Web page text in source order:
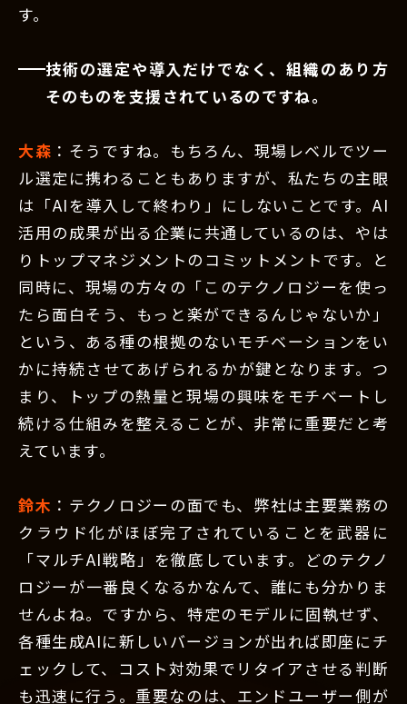
す。
技術の選定や導入だけでなく、組織のあり方
そのものを支援されているのですね。
大森 ：そうですね。もちろん、現場レベルでツー
ル選定に携わることもありますが、私たちの主眼
は「AIを導入して終わり」にしないことです。AI
活用の成果が出る企業に共通しているのは、やは
りトップマネジメントのコミットメントです。と
同時に、現場の方々の「このテクノロジーを使っ
たら面白そう、もっと楽ができるんじゃないか」
という、ある種の根拠のないモチベーションをい
かに持続させてあげられるかが鍵となります。つ
まり、トップの熱量と現場の興味をモチベートし
続ける仕組みを整えることが、非常に重要だと考
えています。
鈴木 ：テクノロジーの面でも、弊社は主要業務の
クラウド化がほぼ完了されていることを武器に
「マルチAI戦略」を徹底しています。どのテクノ
ロジーが一番良くなるかなんて、誰にも分かりま
せんよね。ですから、特定のモデルに固執せず、
各種生成AIに新しいバージョンが出れば即座にチ
ェックして、コスト対効果でリタイアさせる判断
も迅速に行う。重要なのは、エンドユーザー側が